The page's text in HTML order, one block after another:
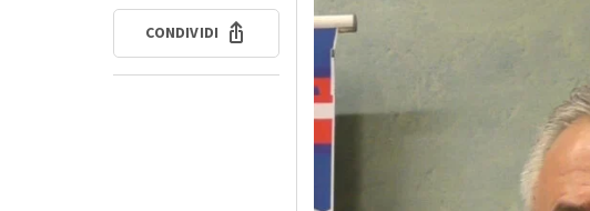
CONDIVIDI